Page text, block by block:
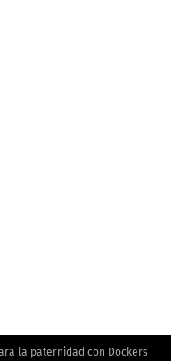
la paternidad con Dockers